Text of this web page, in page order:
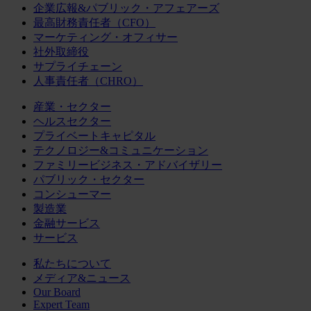
企業広報&パブリック・アフェアーズ
最高財務責任者（CFO）
マーケティング・オフィサー
社外取締役
サプライチェーン
人事責任者（CHRO）
産業・セクター
ヘルスセクター
プライベートキャピタル
テクノロジー&コミュニケーション
ファミリービジネス・アドバイザリー
パブリック・セクター
コンシューマー
製造業
金融サービス
サービス
私たちについて
メディア&ニュース
Our Board
Expert Team